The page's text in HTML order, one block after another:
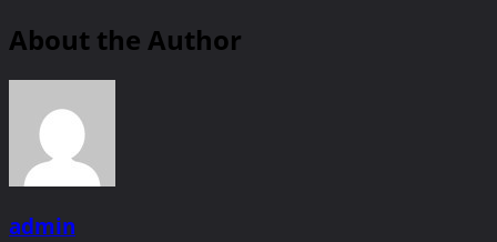
About the Author
admin